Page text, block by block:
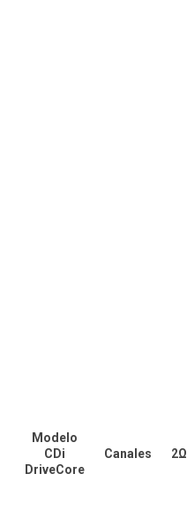
Modelo
CDi
DriveCore
Canales 2Ω